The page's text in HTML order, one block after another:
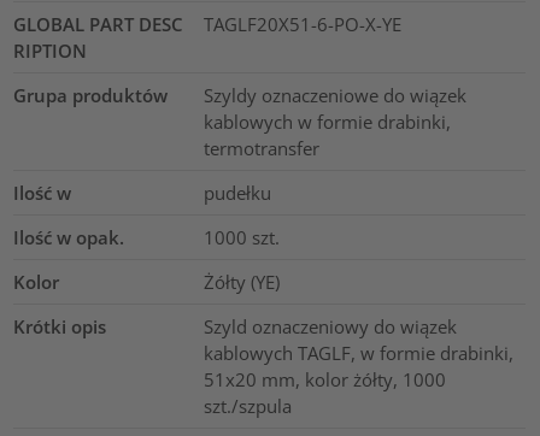
GLOBAL PART DESC
RIPTION
TAGLF20X51-6-PO-X-YE
Grupa produktów
Szyldy oznaczeniowe do wiązek
kablowych w formie drabinki,
termotransfer
Ilość w
pudełku
Ilość w opak.
1000 szt.
Kolor
Żółty (YE)
Krótki opis
Szyld oznaczeniowy do wiązek
kablowych TAGLF, w formie drabinki,
51x20 mm, kolor żółty, 1000
szt./szpula